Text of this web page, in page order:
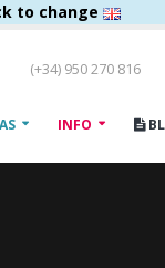
to change
(+34) 950 270 816
INFO